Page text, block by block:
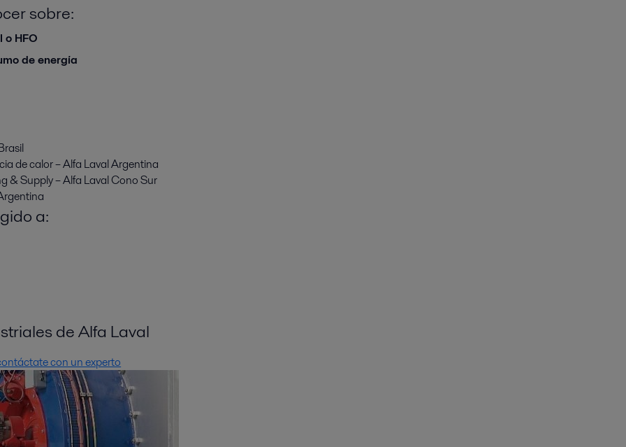
sobre:
o HFO
de energía
de calor – Alfa Laval Argentina
& Supply – Alfa Laval Cono Sur
a:
de Alfa Laval
con un experto